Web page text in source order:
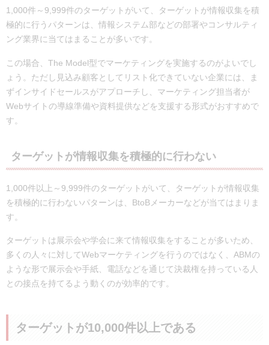
1,000件～9,999件のターゲットがいて、ターゲットが情報収集を積
極的に行うパターンは、情報システム部などの部署やコンサルティ
ング業界に当てはまることが多いです。
この場合、The Model型でマーケティングを実施するのがよいでし
ょう。ただし見込み顧客としてリスト化できていない企業には、ま
ずインサイドセールスがアプローチし、マーケティング担当者が
Webサイトの導線準備や資料提供などを支援する形式がおすすめで
す。
ターゲットが情報収集を積極的に行わない
1,000件以上～9,999件のターゲットがいて、ターゲットが情報収集
を積極的に行わないパターンは、BtoBメーカーなどが当てはまりま
す。
ターゲットは展示会や学会に来て情報収集をすることが多いため、
多くの人々に対してWebマーケティングを行うのではなく、ABMの
ような形で展示会や手紙、電話などを通じて決裁権を持っている人
との接点を持てるよう動くのが効率的です。
ターゲットが10,000件以上である